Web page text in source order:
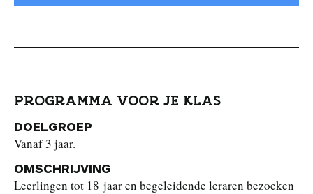
PROGRAMMA VOOR JE KLAS
DOELGROEP
Vanaf 3 jaar.
OMSCHRIJVING
Leerlingen tot 18 jaar en begeleidende leraren bezoeken